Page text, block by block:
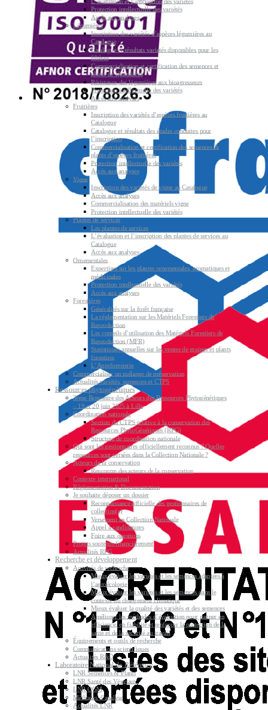
Protection intellectuelle des variétés
Accès aux analyses
Légumières
Inscription des variétés d’espèces légumières au
Catalogue
Catalogue et résultats variétés disponibles pour les
filières
Commercialisation et certification des semences et
plants de légumières
Résistance des légumières aux bioagresseurs
Protection intellectuelle des variétés
Accès aux analyses
Fruitières
Inscription des variétés d’espèces fruitières au
Catalogue
Catalogue et résultats des études conduites pour
l’inscription
Commercialisation et certification des semences &
plants d’espèces fruitières
Protection intellectuelle des variétés
Accès aux analyses
Vigne
Inscription des variétés de vigne au Catalogue
Accès aux analyses
Commercialisation des matériels vigne
Protection intellectuelle des variétés
Plantes de services
Les plantes de services
L’évaluation et l’inscription des plantes de services au
Catalogue
Accès aux analyses
Ornementales
Expertises sur les plantes ornementales, aromatiques et
médicinales
Protection intellectuelle des variétés
Accès aux analyses
Forestières
Généralités sur la forêt française
La réglementation sur les Matériels Forestiers de
Reproduction
Les conseils d’utilisation des Matériels Forestiers de
Reproduction (MFR)
Statistiques annuelles sur les ventes de graines et plants
forestiers
L’Agroforesterie
Commercialiser un mélange de préservation
Actualités variétés, semences et CTPS
Ressources phytogénétiques
3ème Rencontre des Acteurs des Ressources Phytogénétiques
– 19 et 20 juin 2025 à Lille
Coordination nationale
Section du CTPS relative à la conservation des
Ressources PhytoGénétiques (RPG)
Structure de coordination nationale
Qui sont les gestionnaires officiellement reconnus ? Quelles
ressources sont versées dans la Collection Nationale ?
Acteurs de la conservation
Rencontre des acteurs de la conservation
Contexte international
Réglementation & Documentation
Je souhaite déposer un dossier
Reconnaissance officielle des gestionnaires de
collection(s)
Versement en Collection Nationale
Appel à candidatures
Foire aux questions
Projets soutenus financièrement
Actualités RPG
Recherche et développement
Activités de recherche
Mieux évaluer les variétés et les semences adaptées à
l’agroécologie
Mieux évaluer les variétés et les semences dans le
contexte du changement climatique
Mieux évaluer la qualité des variétés et des semences
Améliorer les méthodes d’évaluation pour gagner en
efficience, en fiabilité et renforcer la protection de la
santé et de la sécurité au travail
Équipements et outils de recherche
Communications scientifiques
Actualités R&D
Laboratoire National de Référence
LNR Semences & Plants
LNR Santé des Végétaux
LNR OGM
Méthodes d’analyse
Actualités LNR